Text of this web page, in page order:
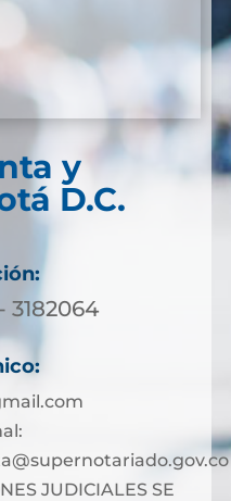
y
D.C.
3182064
JUDICIALES SE